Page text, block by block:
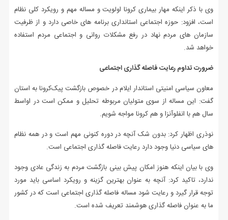
وی با ذکر اینکه مهار بیماری کرونا اولویت و مساله مهم و رویکرد کلی نظام
است، افزود: حوزه اجتماعی استانداری برنامه های خاصی دارد و از ظرفیت
سازمان های مردم نهاد در رفع مشکلات روانی و اجتماعی مردم استفاده
خواهد شد.
ضرورت تداوم رعایت فاصله گذاری اجتماعی
معاون سیاسی امنیتی استاندار ایلام در خصوص بازگشت پیک‌کرونا به استان
گفت: این مساله از سوی متولیان مربوطه تحلیل و ممکن است در اواسط
سال هم با انفلوآنزا و هم کرونا مواجه شویم.
نوذری اظهار کرد: بدون شک آنچه در دوره کنونی مهم است و در همه نظام
های سیاسی دنیا وجود دارد رعایت فاصله گذاری اجتماعی است.
وی با بیان اینکه هنوز امکان پیش بینی بازگشت مردم به زندگی عادی وجود
ندارد، تاکید کرد: آنچه به عنوان بهترین گزینه و رویکرد اساسی باید مورد
توجه قرار گیرد و رعایت شود مساله فاصله گذاری اجتماعی است که در کشور
ما به عنوان فاصله گذاری هوشمند تعریف شده است.